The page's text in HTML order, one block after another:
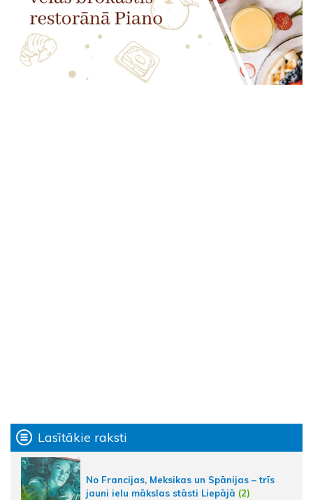
Lasītākie raksti
No Francijas, Meksikas un Spānijas – trīs
jauni ielu mākslas stāsti Liepājā (2)